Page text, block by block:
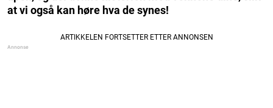
at vi også kan høre hva de synes!